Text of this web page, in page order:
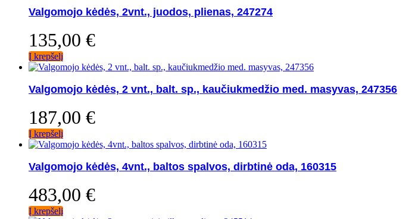
Valgomojo kėdės, 2vnt., juodos, plienas, 247274
135,00 €
Į krepšelį
Valgomojo kėdės, 2 vnt., balt. sp., kaučiukmedžio med. masyvas, 247356
187,00 €
Į krepšelį
Valgomojo kėdės, 4vnt., baltos spalvos, dirbtinė oda, 160315
483,00 €
Į krepšelį